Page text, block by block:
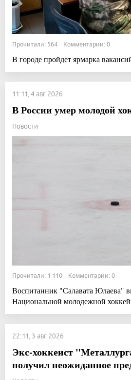
Прочитали: 564 Комментарии: 0
В городе пройдет ярмарка
11:11, 4 авг 2026
В России умер молодой
Новости
Прочитали: 1 110 Комментарии: 0
Воспитанник "Салавата Юлаева"
Национальной молодежной
22:11, 3 авг 2026
Экс-хоккеист
получил неожиданное